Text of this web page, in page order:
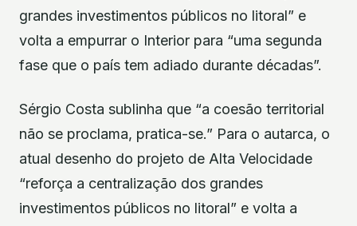
grandes investimentos públicos no litoral” e
volta a empurrar o Interior para “uma segunda
fase que o país tem adiado durante décadas”.
Sérgio Costa sublinha que “a coesão territorial
não se proclama, pratica-se.” Para o autarca, o
atual desenho do projeto de Alta Velocidade
“reforça a centralização dos grandes
investimentos públicos no litoral” e volta a